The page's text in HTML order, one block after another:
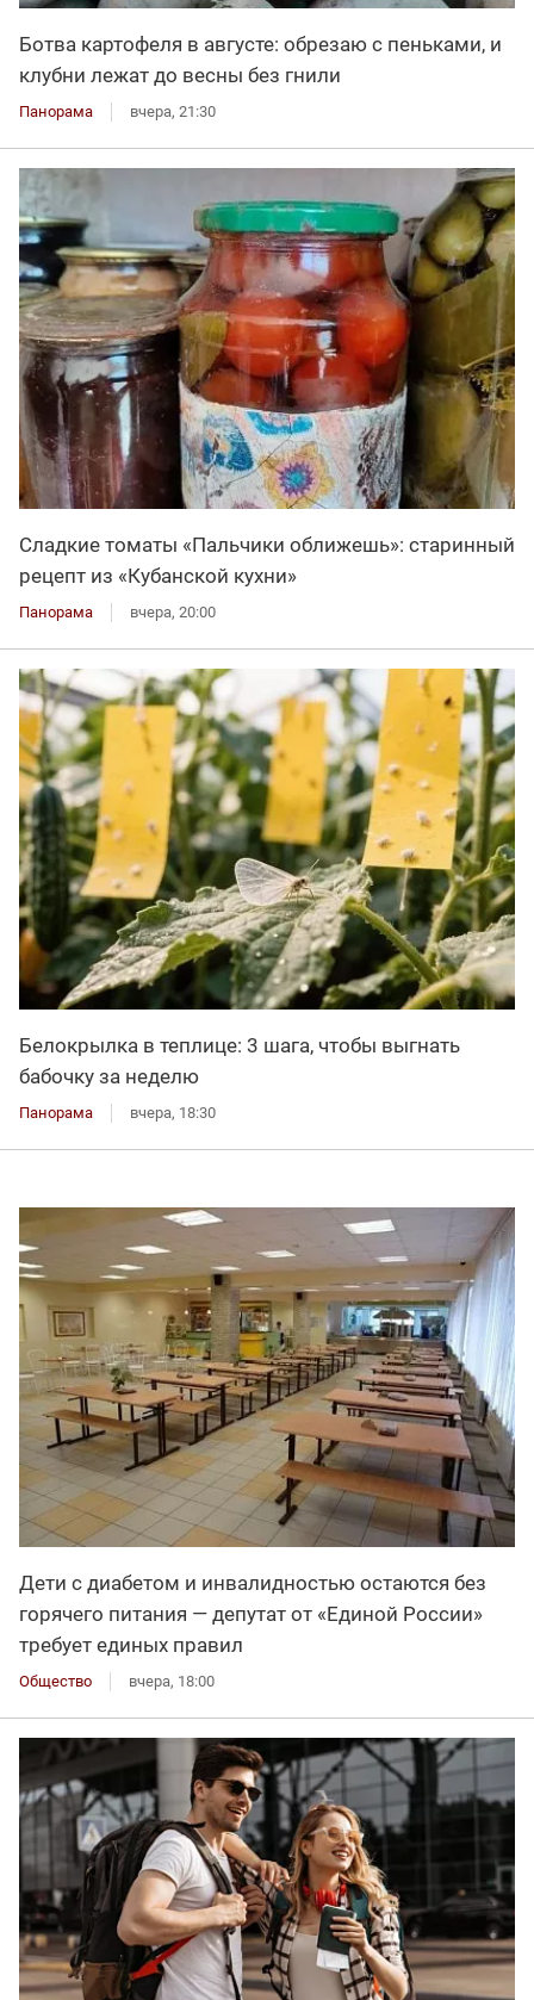
Ботва картофеля в августе: обрезаю с пеньками, и
клубни лежат до весны без гнили
Панорама вчера, 21:30
Сладкие томаты «Пальчики оближешь»: старинный
рецепт из «Кубанской кухни»
Панорама вчера, 20:00
Белокрылка в теплице: 3 шага, чтобы выгнать
бабочку за неделю
Панорама вчера, 18:30
Дети с диабетом и инвалидностью остаются без
горячего питания — депутат от «Единой России»
требует единых правил
Общество вчера, 18:00